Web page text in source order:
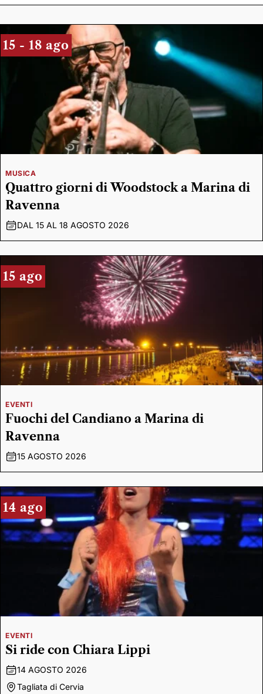
15 - 18 ago
MUSICA
Quattro giorni di Woodstock a Marina di
Ravenna
DAL 15 AL 18 AGOSTO 2026
15 ago
EVENTI
Fuochi del Candiano a Marina di
Ravenna
15 AGOSTO 2026
14 ago
EVENTI
Si ride con Chiara Lippi
14 AGOSTO 2026
Tagliata di Cervia